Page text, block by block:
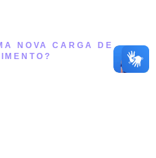
NOVA CARGA DE